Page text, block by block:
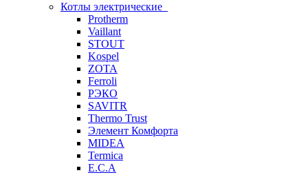
Котлы электрические
Protherm
Vaillant
STOUT
Kospel
ZOTA
Ferroli
РЭКО
SAVITR
Thermo Trust
Элемент Комфорта
MIDEA
Termica
E.C.A